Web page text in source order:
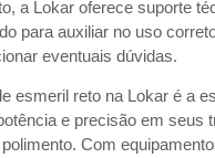
a Lokar oferece suporte
para auxiliar no uso
eventuais dúvidas.
esmeril reto na Lokar é a
e precisão em seus
Com